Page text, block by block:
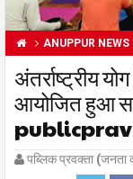
ANUPPUR NEWS
अंतर्राष्ट्रीय
आयोजित हुआ
पब्लिक प्रवक्ता (जनता